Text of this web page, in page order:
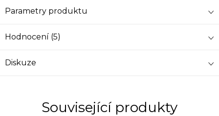
Parametry produktu
Hodnocení (5)
Diskuze
Související produkty